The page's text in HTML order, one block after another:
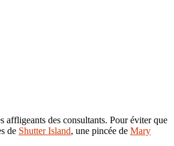
affligeants des consultants. Pour éviter que
de Shutter Island, une pincée de Mary